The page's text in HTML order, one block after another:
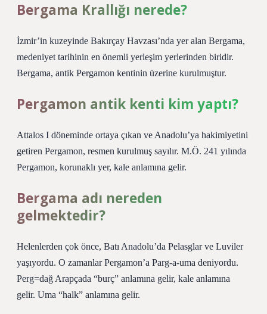
Bergama Krallığı nerede?
İzmir’in kuzeyinde Bakırçay Havzası’nda yer alan Bergama,
medeniyet tarihinin en önemli yerleşim yerlerinden biridir.
Bergama, antik Pergamon kentinin üzerine kurulmuştur.
Pergamon antik kenti kim yaptı?
Attalos I döneminde ortaya çıkan ve Anadolu’ya hakimiyetini
getiren Pergamon, resmen kurulmuş sayılır. M.Ö. 241 yılında
Pergamon, korunaklı yer, kale anlamına gelir.
Bergama adı nereden
gelmektedir?
Helenlerden çok önce, Batı Anadolu’da Pelasglar ve Luviler
yaşıyordu. O zamanlar Pergamon’a Parg-a-uma deniyordu.
Perg=dağ Arapçada “burç” anlamına gelir, kale anlamına
gelir. Uma “halk” anlamına gelir.